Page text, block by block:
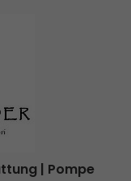
| Pompe